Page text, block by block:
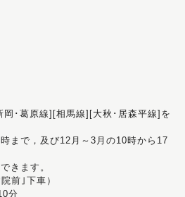
･葛原線][相馬線][大秋･居森平線]を
まで，及び12月～3月の10時から17
きます。
前｣下車）
分